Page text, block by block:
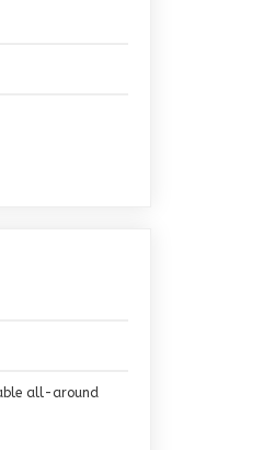
all-around